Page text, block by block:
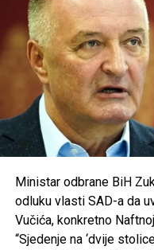
Ministar odbrane BiH
odluku vlasti SAD-a da
Vučića, konkretno
“Sjedenje na ‘dvije